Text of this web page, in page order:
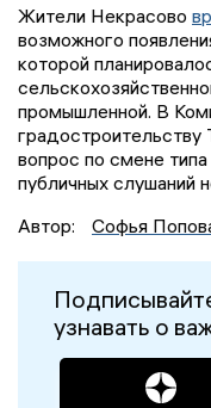
Жители Некрасово
возможного
которой
промышленной. В
градостроительству
вопрос по смене
публичных слушаний
Автор:
Софья
узнавать о